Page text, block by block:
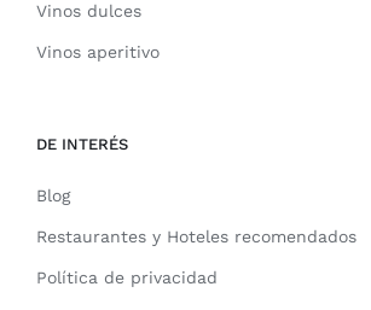
Vinos dulces
Vinos aperitivo
DE INTERÉS
Blog
Restaurantes y Hoteles recomendados
Política de privacidad